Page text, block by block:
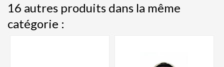
16 autres produits dans la même
catégorie :